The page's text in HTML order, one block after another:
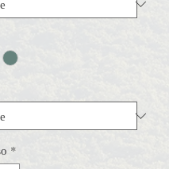
*